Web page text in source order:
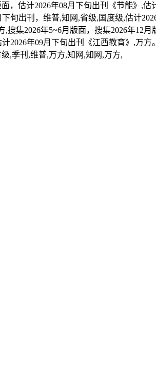
，估计2026年08月下旬出刊《节能》,估
旬出刊，维普,知网,省级,国度级,估计
集2026年5~6月版面，搜集2026年12
2026年09月下旬出刊《江西教育》,万
,季刊,维普,万方,知网,知网,万方,